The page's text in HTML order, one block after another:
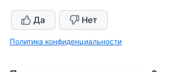
Да Нет
Политика конфиденциальности